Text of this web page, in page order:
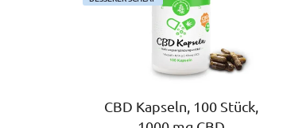
CBD Kapseln, 100 Stück,